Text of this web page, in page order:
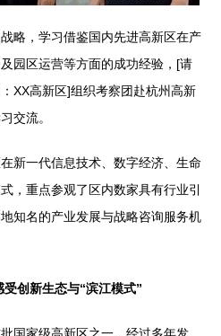
略，学习借鉴国内先进高新区在产
园区运营等方面的成功经验，[请
XX高新区]组织考察团赴杭州高新
交流。
新一代信息技术、数字经济、生命
，重点参观了区内数家具有行业引
知名的产业发展与战略咨询服务机
创新生态与“滨江模式”